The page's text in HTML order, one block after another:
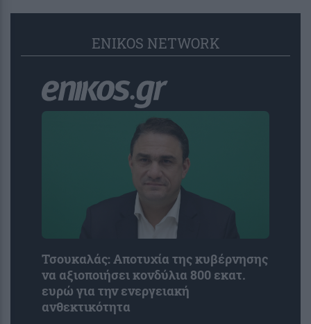
ENIKOS NETWORK
Τσουκαλάς: Αποτυχία της κυβέρνησης
να αξιοποιήσει κονδύλια 800 εκατ.
ευρώ για την ενεργειακή
ανθεκτικότητα